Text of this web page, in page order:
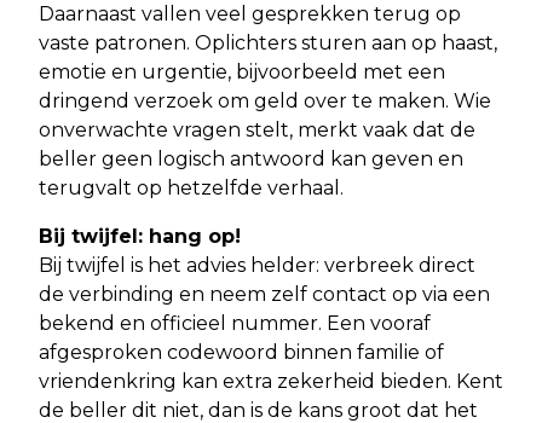
Daarnaast vallen veel gesprekken terug op
vaste patronen. Oplichters sturen aan op haast,
emotie en urgentie, bijvoorbeeld met een
dringend verzoek om geld over te maken. Wie
onverwachte vragen stelt, merkt vaak dat de
beller geen logisch antwoord kan geven en
terugvalt op hetzelfde verhaal.
Bij twijfel: hang op!
Bij twijfel is het advies helder: verbreek direct
de verbinding en neem zelf contact op via een
bekend en officieel nummer. Een vooraf
afgesproken codewoord binnen familie of
vriendenkring kan extra zekerheid bieden. Kent
de beller dit niet, dan is de kans groot dat het